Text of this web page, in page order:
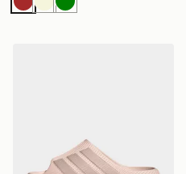
Marrone
BeigeVerde